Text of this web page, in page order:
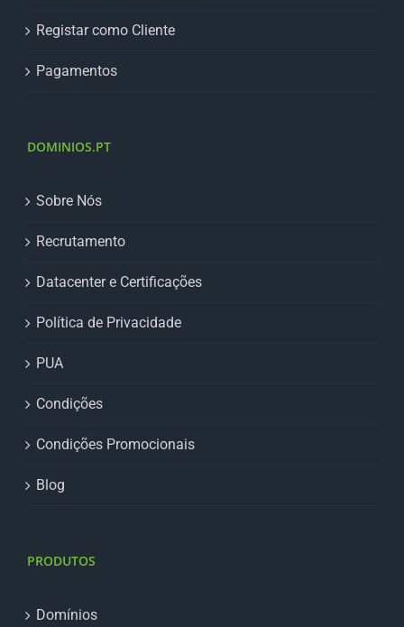
Registar como Cliente
Pagamentos
DOMINIOS.PT
Sobre Nós
Recrutamento
Datacenter e Certificações
Política de Privacidade
PUA
Condições
Condições Promocionais
Blog
PRODUTOS
Domínios